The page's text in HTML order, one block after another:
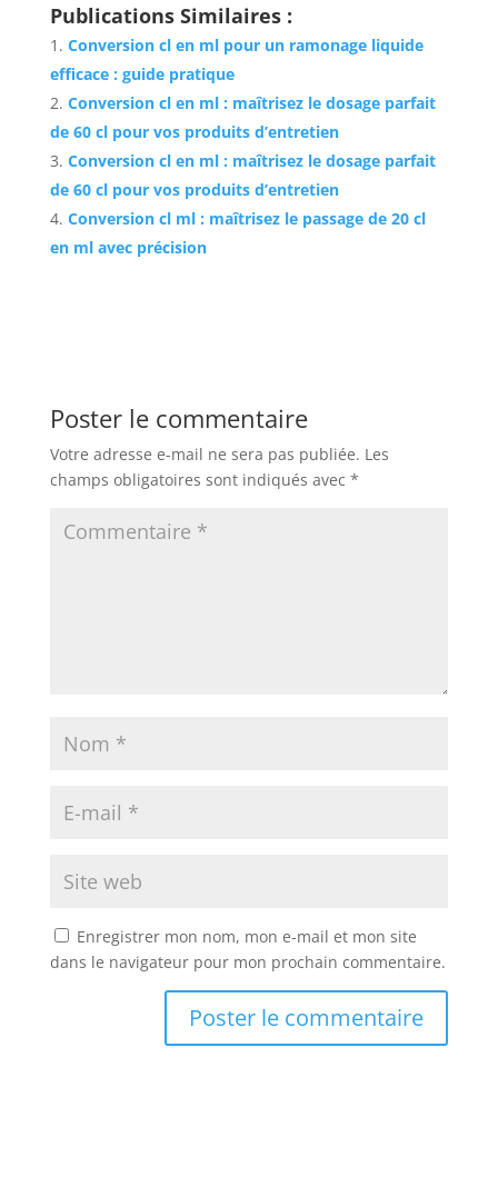
Publications Similaires :
Conversion cl en ml pour un ramonage liquide
efficace : guide pratique
Conversion cl en ml : maîtrisez le dosage parfait
de 60 cl pour vos produits d’entretien
Conversion cl en ml : maîtrisez le dosage parfait
de 60 cl pour vos produits d’entretien
Conversion cl ml : maîtrisez le passage de 20 cl
en ml avec précision
Poster le commentaire
Votre adresse e-mail ne sera pas publiée. Les
champs obligatoires sont indiqués avec *
Enregistrer mon nom, mon e-mail et mon site
dans le navigateur pour mon prochain commentaire.